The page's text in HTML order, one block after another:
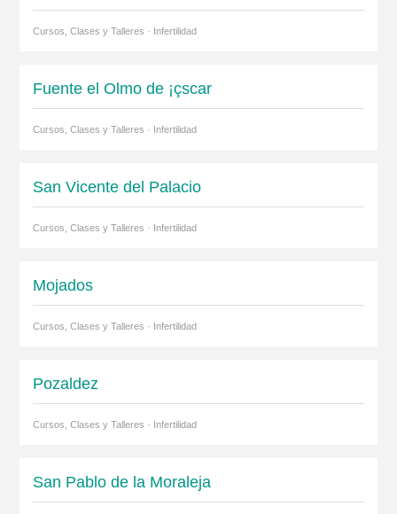
Cursos, Clases y Talleres · Infertilidad
Fuente el Olmo de ¡çscar
Cursos, Clases y Talleres · Infertilidad
San Vicente del Palacio
Cursos, Clases y Talleres · Infertilidad
Mojados
Cursos, Clases y Talleres · Infertilidad
Pozaldez
Cursos, Clases y Talleres · Infertilidad
San Pablo de la Moraleja